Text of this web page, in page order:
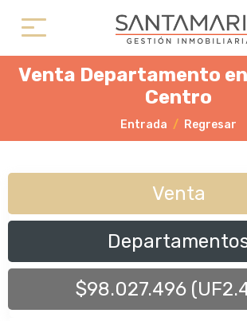
Venta Departamento
Centro
Entrada Regresar
Venta
$98.027.496